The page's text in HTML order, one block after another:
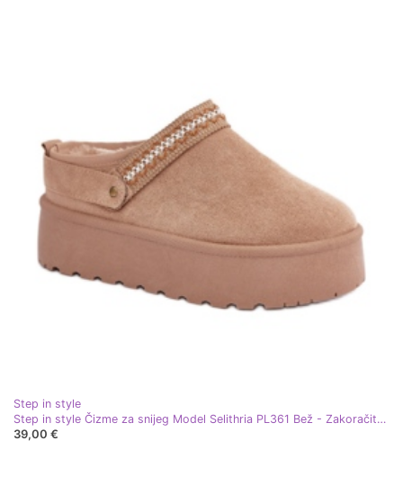
Step in style
Step in style Čizme za snijeg Model Selithria PL361 Bež - Zakoračite sa stilom
39,00 €